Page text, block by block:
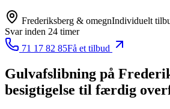
Frederiksberg & omegnIndividuelt
Svar inden 24 timer
71 17 82 85Få et tilbud
Gulvafslibning på
besigtigelse til færdig